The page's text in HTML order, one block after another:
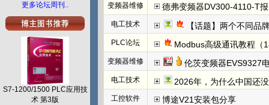
更多论坛周刊..
S7-1200/1500 PLC应用技
术 第3版
变频器维修 德弗变频器DV300-4110-T报NFF故
电工技术 【话题】两个不同品
PLC论坛 Modbus高级通讯教程（
变频器维修 伦茨变频器EVS9327
电工技术 2026年，为什么中国还
工控软件 博途V21安装包分享